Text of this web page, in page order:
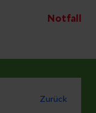
Notfall
Zurück